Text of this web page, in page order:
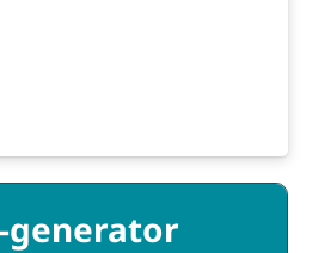
generator